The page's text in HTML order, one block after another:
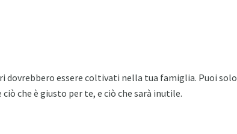
essere coltivati ​​nella tua famiglia. Puoi solo
che è giusto per te, e ciò che sarà inutile.